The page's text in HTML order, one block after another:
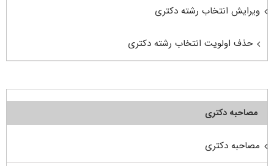
ویرایش انتخاب رشته دکتری
حذف اولویت انتخاب رشته دکتری
مصاحبه دکتری
مصاحبه دکتری